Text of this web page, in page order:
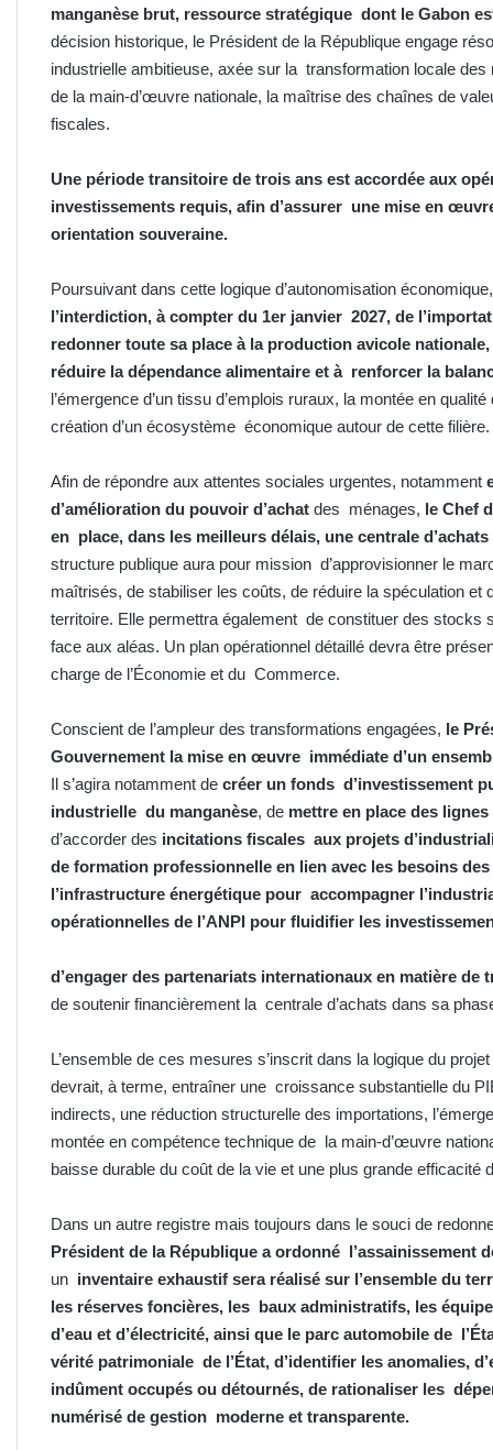
manganèse brut, ressource stratégique dont le Gabon
décision historique, le Président de la République engage
industrielle ambitieuse, axée sur la transformation locale
de la main-d’œuvre nationale, la maîtrise des chaînes de
fiscales.
Une période transitoire de trois ans est accordée aux
investissements requis, afin d’assurer une mise en
orientation souveraine.
Poursuivant dans cette logique d’autonomisation
l’interdiction, à compter du 1er janvier 2027, de
redonner toute sa place à la production avicole
réduire la dépendance alimentaire et à renforcer la
l’émergence d’un tissu d’emplois ruraux, la montée en
création d’un écosystème économique autour de cette filière.
Afin de répondre aux attentes sociales urgentes, notamment
d’amélioration du pouvoir d’achat des ménages, le Chef
en place, dans les meilleurs délais, une centrale
structure publique aura pour mission d’approvisionner le
maîtrisés, de stabiliser les coûts, de réduire la spéculation et
territoire. Elle permettra également de constituer des stocks
face aux aléas. Un plan opérationnel détaillé devra être
charge de l’Économie et du Commerce.
Conscient de l’ampleur des transformations engagées, le
Gouvernement la mise en œuvre immédiate d’un
Il s’agira notamment de créer un fonds d’investissement
industrielle du manganèse, de mettre en place des
d’accorder des incitations fiscales aux projets
de formation professionnelle en lien avec les besoins
l’infrastructure énergétique pour accompagner
opérationnelles de l’ANPI pour fluidifier les
d’engager des partenariats internationaux en matière
de soutenir financièrement la centrale d’achats dans sa
L’ensemble de ces mesures s’inscrit dans la logique du
devrait, à terme, entraîner une croissance substantielle du
indirects, une réduction structurelle des importations,
montée en compétence technique de la main-d’œuvre
baisse durable du coût de la vie et une plus grande
Dans un autre registre mais toujours dans le souci de
Président de la République a ordonné l’assainissement
un inventaire exhaustif sera réalisé sur l’ensemble du
les réserves foncières, les baux administratifs, les
d’eau et d’électricité, ainsi que le parc automobile de
vérité patrimoniale de l’État, d’identifier les anomalies,
indûment occupés ou détournés, de rationaliser les
numérisé de gestion moderne et transparente.